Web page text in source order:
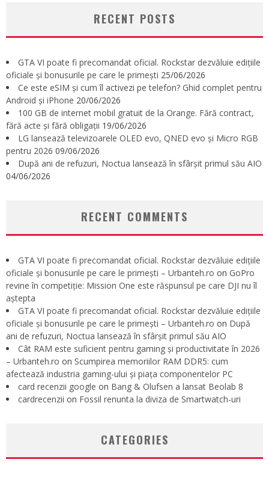
RECENT POSTS
GTA VI poate fi precomandat oficial. Rockstar dezvăluie edițiile
oficiale și bonusurile pe care le primești 25/06/2026
Ce este eSIM și cum îl activezi pe telefon? Ghid complet pentru
Android și iPhone 20/06/2026
100 GB de internet mobil gratuit de la Orange. Fără contract,
fără acte și fără obligații 19/06/2026
LG lansează televizoarele OLED evo, QNED evo și Micro RGB
pentru 2026 09/06/2026
După ani de refuzuri, Noctua lansează în sfârșit primul său AIO
04/06/2026
RECENT COMMENTS
GTA VI poate fi precomandat oficial. Rockstar dezvăluie edițiile
oficiale și bonusurile pe care le primești – Urbanteh.ro on GoPro
revine în competiție: Mission One este răspunsul pe care DJI nu îl
aștepta
GTA VI poate fi precomandat oficial. Rockstar dezvăluie edițiile
oficiale și bonusurile pe care le primești – Urbanteh.ro on După
ani de refuzuri, Noctua lansează în sfârșit primul său AIO
Cât RAM este suficient pentru gaming și productivitate în 2026
– Urbanteh.ro on Scumpirea memoriilor RAM DDR5: cum
afectează industria gaming-ului și piața componentelor PC
card recenzii google on Bang & Olufsen a lansat Beolab 8
cardrecenzii on Fossil renunta la diviza de Smartwatch-uri
CATEGORIES